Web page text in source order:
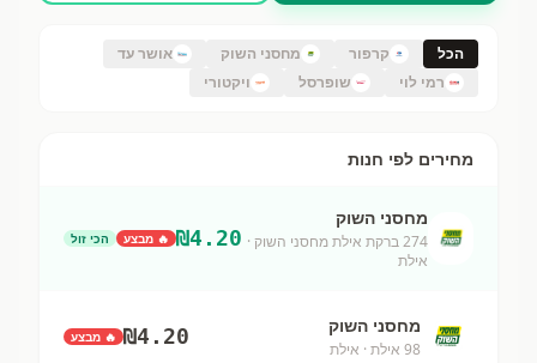
הכל קרפור מחסני השוק
אושר עד
רמי לוי
שופרסל ויקטורי
מחירים לפי חנות
מחסני השוק
274 ברקת אילת מחסני השוק
·
אילת
₪4.20 🔥 מבצע הכי זול
מחסני השוק
98 אילת · אילת
₪4.20 🔥 מבצע